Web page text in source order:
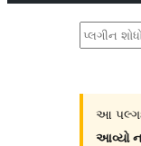
પ્લગીન
આ
આવ્યો